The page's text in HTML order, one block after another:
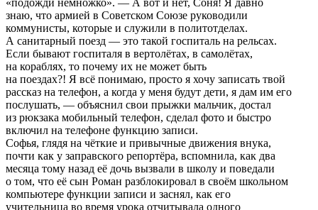
знаю, что армией в Советском Союзе руководили
коммунисты, которые и служили в политотделах.
А санитарный поезд — это такой госпиталь на рельсах.
Если бывают госпиталя в вертолётах, в самолётах,
на кораблях, то почему их не может быть
на поездах?! Я всё понимаю, просто я хочу записать твой
рассказ на телефон, а когда у меня будут дети, я дам им его
послушать, — объяснил свои прыжки мальчик, достал
из рюкзака мобильный телефон, сделал фото и быстро
включил на телефоне функцию записи.
Софья, глядя на чёткие и привычные движения внука,
почти как у заправского репортёра, вспомнила, как два
месяца тому назад её дочь вызвали в школу и поведали
о том, что её сын Роман разблокировал в своём школьном
компьютере функции записи и заснял, как его
учительница во время урока отчитывала одного